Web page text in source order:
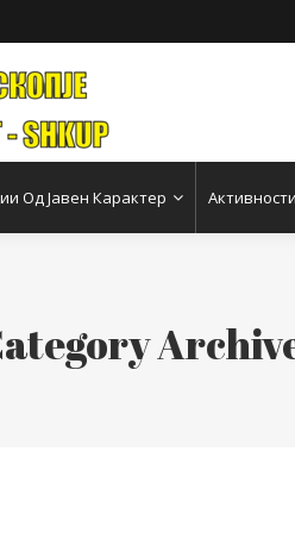
Од Јавен Карактер Активности